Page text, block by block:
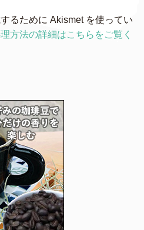
るために Akismet を使ってい
方法の詳細はこちらをご覧く